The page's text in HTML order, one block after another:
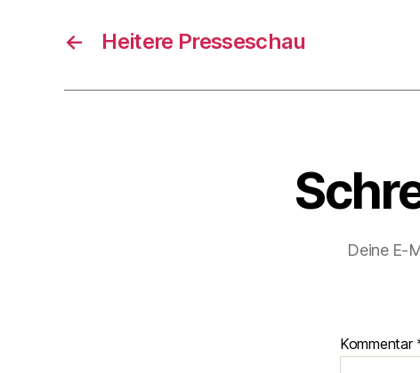
← Heitere Presseschau
Deine E-
Kommentar